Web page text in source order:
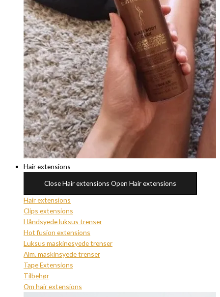
Hair extensions
Close Hair extensions Open Hair extensions
Hair extensions
Clips extensions
Håndsyede luksus trenser
Hot fusion extensions
Luksus maskinesyede trenser
Alm. maskinsyede trenser
Tape Extensions
Tilbehør
Om hair extensions